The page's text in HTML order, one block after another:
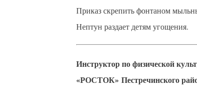
Приказ скрепить фонтаном
Нептун раздает детям угощения.
Инструктор по физической
«РОСТОК» Пестречинского